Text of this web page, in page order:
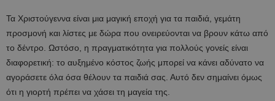
Τα Χριστούγεννα είναι μια μαγική εποχή για τα παιδιά, γεμάτη
προσμονή και λίστες με δώρα που ονειρεύονται να βρουν κάτω από
το δέντρο. Ωστόσο, η πραγματικότητα για πολλούς γονείς είναι
διαφορετική: το αυξημένο κόστος ζωής μπορεί να κάνει αδύνατο να
αγοράσετε όλα όσα θέλουν τα παιδιά σας. Αυτό δεν σημαίνει όμως
ότι η γιορτή πρέπει να χάσει τη μαγεία της.